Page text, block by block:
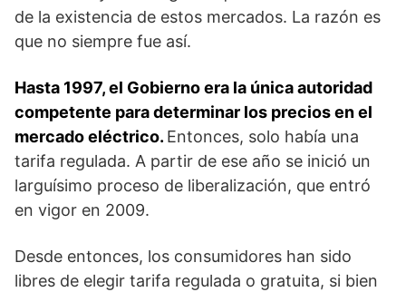
de la existencia de estos mercados. La razón es
que no siempre fue así.
Hasta 1997, el Gobierno era la única autoridad
competente para determinar los precios en el
mercado eléctrico. Entonces, solo había una
tarifa regulada. A partir de ese año se inició un
larguísimo proceso de liberalización, que entró
en vigor en 2009.
Desde entonces, los consumidores han sido
libres de elegir tarifa regulada o gratuita, si bien